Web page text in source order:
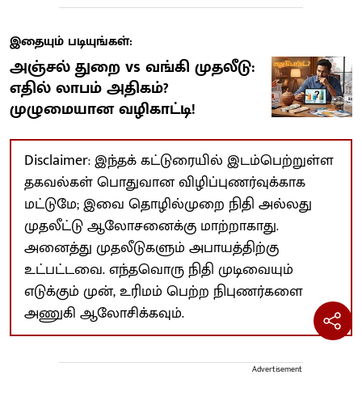
இதையும் படியுங்கள்:
அஞ்சல் துறை vs வங்கி முதலீடு:
எதில் லாபம் அதிகம்?
முழுமையான வழிகாட்டி!
Disclaimer: இந்தக் கட்டுரையில் இடம்பெற்றுள்ள
தகவல்கள் பொதுவான விழிப்புணர்வுக்காக
மட்டுமே; இவை தொழில்முறை நிதி அல்லது
முதலீட்டு ஆலோசனைக்கு மாற்றாகாது.
அனைத்து முதலீடுகளும் அபாயத்திற்கு
உட்பட்டவை. எந்தவொரு நிதி முடிவையும்
எடுக்கும் முன், உரிமம் பெற்ற நிபுணர்களை
அணுகி ஆலோசிக்கவும்.
Advertisement